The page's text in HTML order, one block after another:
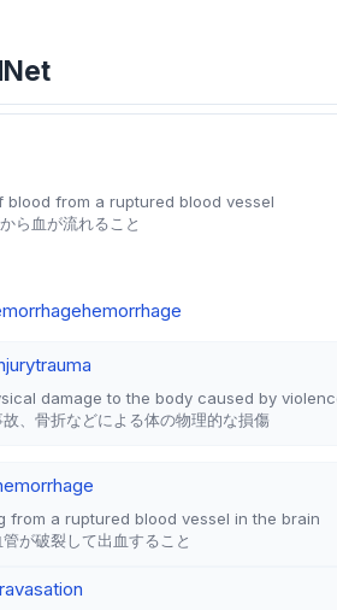
blood from a ruptured blood vessel
ら血が流れること
hemorrhage
trauma
damage to the body caused by
、骨折などによる体の物理的な損傷
from a ruptured blood vessel in the brain
が破裂して出血すること